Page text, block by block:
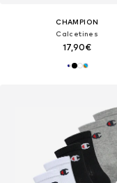
CHAMPION
Calcetines
17,90€